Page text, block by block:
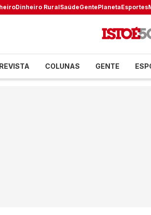
Dinheiro RuralSaúdeGentePlanetaEsportes
REVISTA COLUNAS GENTE